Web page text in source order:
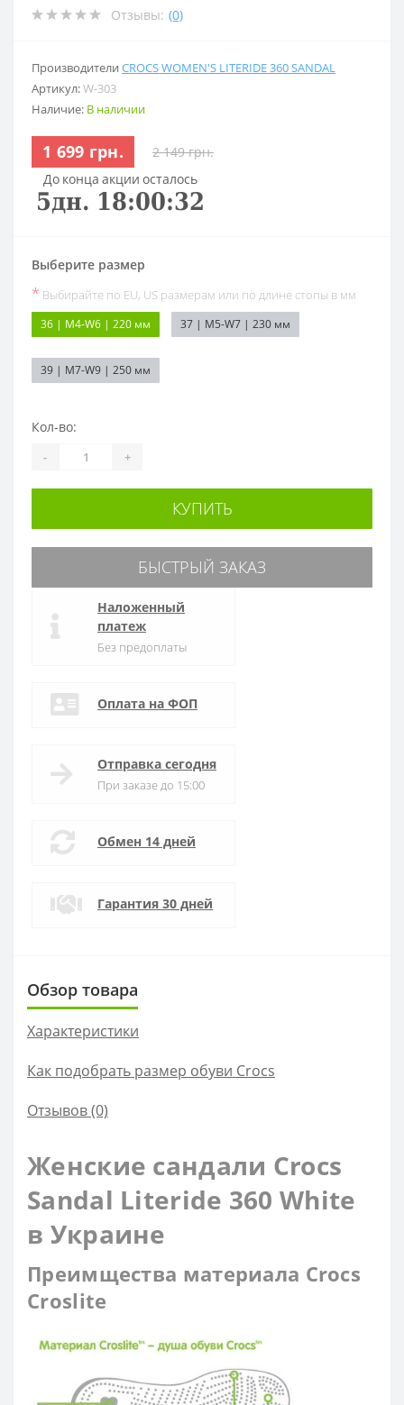
Отзывы: (0)
Производители CROCS WOMEN'S LITERIDE 360 SANDAL
Артикул:W-303
Наличие: В наличии
1 699 грн.
2 149 грн.
До конца акции осталось
5дн. 18:00:31
Выберите размер
* Выбирайте по EU, US размерам или по длине стопы в мм
36 | M4-W6 | 220 мм 37 | M5-W7 | 230 мм
39 | M7-W9 | 250 мм
Кол-во:
- +
КУПИТЬ
БЫСТРЫЙ ЗАКАЗ
Наложенный
платеж
Без предоплаты
Оплата на ФОП
Отправка сегодня
При заказе до 15:00
Обмен 14 дней
Гарантия 30 дней
Обзор товара
Характеристики
Как подобрать размер обуви Crocs
Отзывов (0)
Женские сандали Crocs
Sandal Literide 360 White
в Украине
Преимщества материала Crocs
Croslite